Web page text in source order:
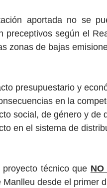
aportada no se
preceptivos según el
zonas de bajas
presupuestario y
en la
social, de género y de
en el sistema de
proyecto técnico que
Manlleu desde el primer